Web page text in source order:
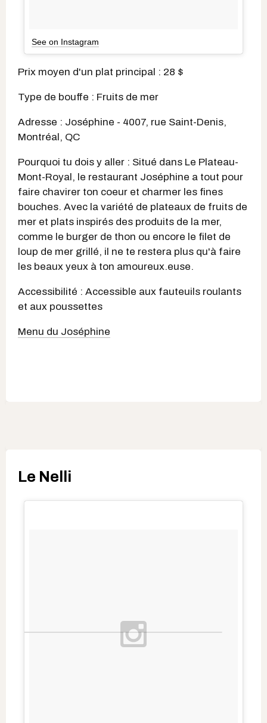
See on Instagram
Prix moyen d'un plat principal : 28 $
Type de bouffe : Fruits de mer
Adresse : Joséphine - 4007, rue Saint-Denis,
Montréal, QC
Pourquoi tu dois y aller : Situé dans Le Plateau-
Mont-Royal, le restaurant Joséphine a tout pour
faire chavirer ton coeur et charmer les fines
bouches. Avec la variété de plateaux de fruits de
mer et plats inspirés des produits de la mer,
comme le burger de thon ou encore le filet de
loup de mer grillé, il ne te restera plus qu'à faire
les beaux yeux à ton amoureux.euse.
Accessibilité : Accessible aux fauteuils roulants
et aux poussettes
Menu du Joséphine
Le Nelli